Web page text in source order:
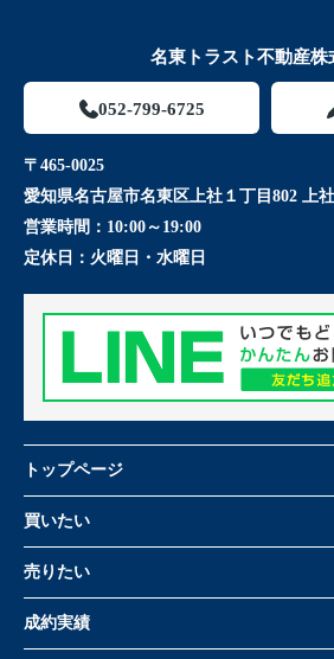
名東トラスト不動産株
052-799-6725
〒465-0025
愛知県名古屋市名東区上社１丁目802 上
営業時間： 10:00～19:00
定休日： 火曜日・水曜日
トップページ
買いたい
売りたい
成約実績